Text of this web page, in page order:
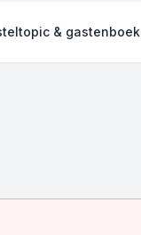
& gastenboek